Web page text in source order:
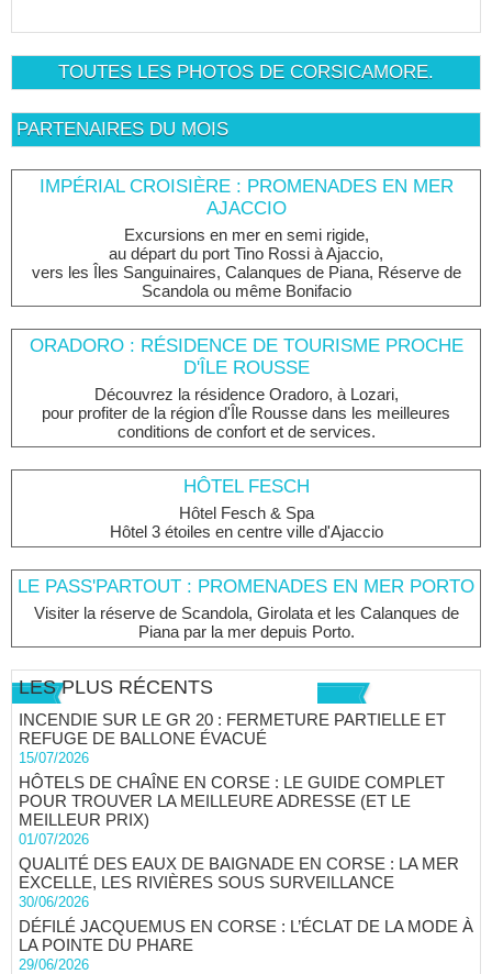
TOUTES LES PHOTOS DE CORSICAMORE.
PARTENAIRES DU MOIS
IMPÉRIAL CROISIÈRE : PROMENADES EN MER
AJACCIO
Excursions en mer en semi rigide,
au départ du port Tino Rossi à Ajaccio,
vers les Îles Sanguinaires, Calanques de Piana, Réserve de
Scandola ou même Bonifacio
ORADORO : RÉSIDENCE DE TOURISME PROCHE
D'ÎLE ROUSSE
Découvrez la résidence Oradoro, à Lozari,
pour profiter de la région d'Île Rousse dans les meilleures
conditions de confort et de services.
HÔTEL FESCH
Hôtel Fesch & Spa
Hôtel 3 étoiles en centre ville d'Ajaccio
LE PASS'PARTOUT : PROMENADES EN MER PORTO
Visiter la réserve de Scandola, Girolata et les Calanques de
Piana par la mer depuis Porto.
LES PLUS RÉCENTS
INCENDIE SUR LE GR 20 : FERMETURE PARTIELLE ET
REFUGE DE BALLONE ÉVACUÉ
15/07/2026
HÔTELS DE CHAÎNE EN CORSE : LE GUIDE COMPLET
POUR TROUVER LA MEILLEURE ADRESSE (ET LE
MEILLEUR PRIX)
01/07/2026
QUALITÉ DES EAUX DE BAIGNADE EN CORSE : LA MER
EXCELLE, LES RIVIÈRES SOUS SURVEILLANCE
30/06/2026
DÉFILÉ JACQUEMUS EN CORSE : L’ÉCLAT DE LA MODE À
LA POINTE DU PHARE
29/06/2026